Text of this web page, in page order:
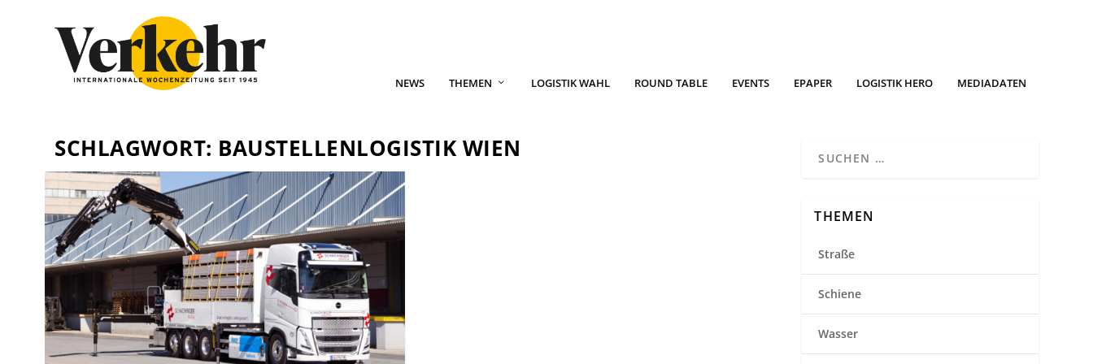
NEWS THEMEN LOGISTIK WAHL ROUND TABLE EVENTS EPAPER LOGISTIK HERO MEDIADATEN
SCHLAGWORT: BAUSTELLENLOGISTIK WIEN
THEMEN
Straße
Schiene
Wasser